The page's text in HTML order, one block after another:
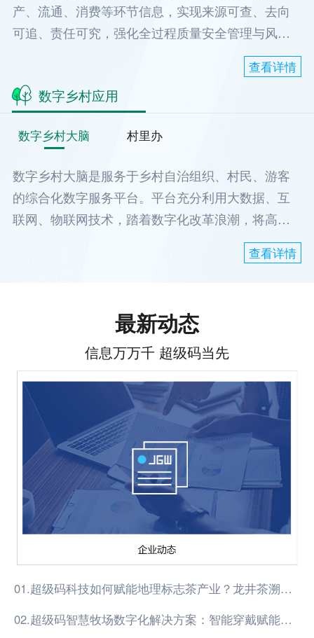
产、流通、消费等环节信息，实现来源可查、去向
可追、责任可究，强化全过程质量安全管理与风险
控制的有效措施。应用物联网、云计算等现代信息
技术建设追溯体系，在提升企业质量管理能力、促
进监管方式创新、保障消费安全等方面取得了积极
成效。
查看详情
数字乡村应用
数字乡村大脑 村里办
数字乡村大脑是服务于乡村自治组织、村民、游客
的综合化数字服务平台。平台充分利用大数据、互
联网、物联网技术，踏着数字化改革浪潮，将高速
发展的互联网时代所获得的丰富成果，以共建共治
共享拓展社会发展新局面的新思维，为乡村数字化
查看详情
最新动态
信息万万千 超级码当先
01.超级码科技如何赋能地理标志茶产业？龙井茶溯源体系给出答案
02.超级码智慧牧场数字化解决方案：智能穿戴赋能畜牧产业升级